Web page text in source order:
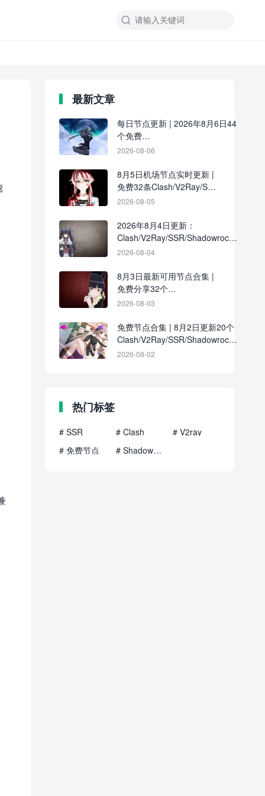

最新文章
每日节点更新 | 2026年8月6日44
个免费
Clash/V2Ray/SSR/Shadowrocket
2026-08-06
8月5日机场节点实时更新 |
免费32条Clash/V2Ray/SSR
订阅链接分享
2026-08-05
2026年8月4日更新：
Clash/V2Ray/SSR/Shadowrocket
共39条免费节点
2026-08-04
8月3日最新可用节点合集 |
免费分享32个
Clash/V2Ray/SSR订阅链接
2026-08-03
免费节点合集 | 8月2日更新20个
Clash/V2Ray/SSR/Shadowrocket
订阅地址
2026-08-02
热门标签
# SSR # Clash
# V2ray
# 免费节点
# Shadowrocket